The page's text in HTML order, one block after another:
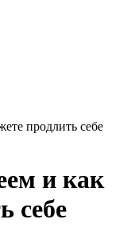
продлить себе
и как
себе